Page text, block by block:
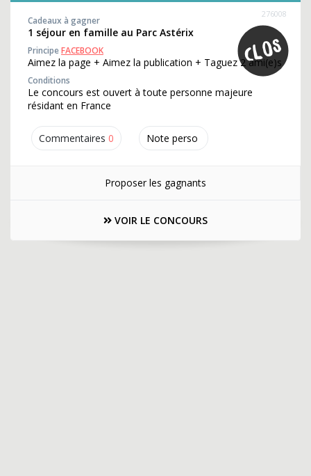
Commentaires 0 Note perso
276008
Cadeaux à gagner
1 séjour en famille au Parc Astérix
PrincipeFACEBOOK
Aimez la page + Aimez la publication + Taguez 2 ami(e)s
Conditions
Le concours est ouvert à toute personne majeure
résidant en France
Proposer les gagnants
VOIR LE CONCOURS